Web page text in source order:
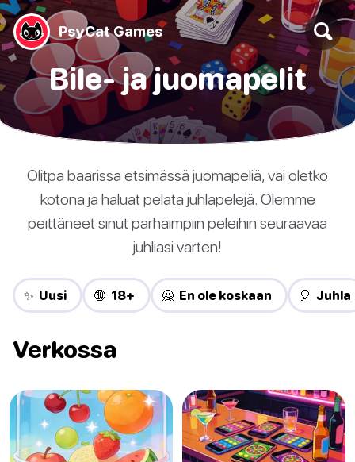
PsyCat Games
Bile- ja juomapelit
Olitpa baarissa etsimässä juomapeliä, vai oletko
kotona ja haluat pelata juhlapelejä. Olemme
peittäneet sinut parhaimpiin peleihin seuraavaa
juhliasi varten!
✨ Uusi 🔞 18+ 🙅 En ole koskaan 🎈 Juhla
Verkossa